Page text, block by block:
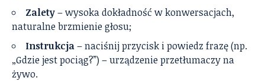
Zalety– wysoka dokładność w konwersacjach,
naturalne brzmienie głosu;
Instrukcja– naciśnij przycisk i powiedz frazę (np.
„Gdzie jest pociąg?”) – urządzenie przetłumaczy na
żywo.